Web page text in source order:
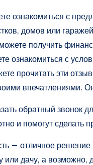
ознакомиться с
домов или
получить
ознакомиться с
прочитать эти
впечатлениями.
обратный
и помогут
— отличное решение
или дачу, а